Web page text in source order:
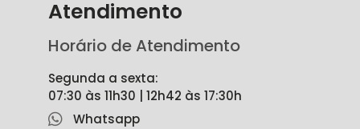
Atendimento
Horário de Atendimento
Segunda a sexta:
07:30 às 11h30 | 12h42 às 17:30h
Whatsapp